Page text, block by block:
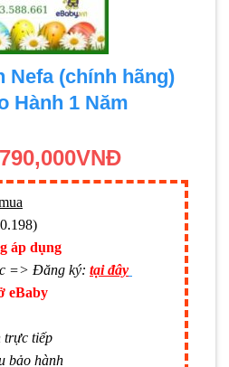
Nefa (chính hãng)
Hành 1 Năm
790,000VNĐ
áp dụng
=> Đăng ký: tại đây
eBaby
trực tiếp
bảo hành